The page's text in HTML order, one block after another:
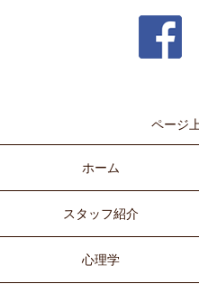
ページ
ホーム
スタッフ紹介
心理学